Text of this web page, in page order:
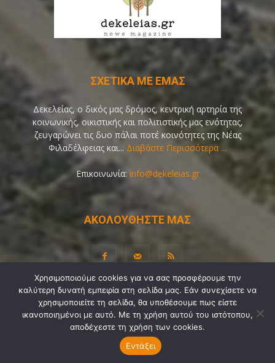
ΣΧΕΤΙΚΑ ΜΕ ΕΜΑΣ
Δεκελείας, ο δικός μας δρόμος, κεντρική αρτηρία της
κοινωνικής, οικιστικής και πολιτιστικής μας ενότητας,
ζευγαρώνει τις δυο πάλαι ποτέ κοινότητες της Νέας
Φιλαδέλφειας και... Διαβάστε Περισσότερα ...
Επικοινωνία: info@dekeleias.gr
ΑΚΟΛΟΥΘΗΣΤΕ ΜΑΣ
Διαύγεια Λίγα Λόγια για Εμάς
Επικοινωνία
Όροι Χρήσης
Προσωπικά Δεδομένα
Sitemap
Ψηφοφορίες
© Copyright 2021-2026 by Dekeleias.gr
Χρησιμοποιούμε cookies για να σας προσφέρουμε την
καλύτερη δυνατή εμπειρία στη σελίδα μας. Εάν συνεχίσετε να
χρησιμοποιείτε τη σελίδα, θα υποθέσουμε πως είστε
ικανοποιημένοι με αυτό. Με τη χρήση αυτού του ιστότοπου,
αποδέχεστε τη χρήση των cookies.
Εντάξει